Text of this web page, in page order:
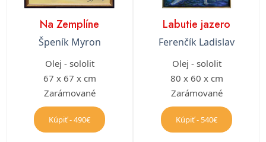
Na Zemplíne
Špeník Myron
Olej - sololit
67 x 67 x cm
Zarámované
Kúpiť - 490€
Labutie jazero
Ferenčík Ladislav
Olej - sololit
80 x 60 x cm
Zarámované
Kúpiť - 540€